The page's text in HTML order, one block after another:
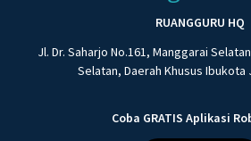
RUANGGURU HQ
Jl. Dr. Saharjo No.161, Manggarai
Selatan, Daerah Khusus Ibukota
Coba GRATIS Aplikasi